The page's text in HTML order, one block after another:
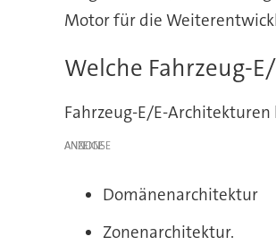
Motor für die
Welche Fahrzeug-
Fahrzeug-E/E-
ANZEIGE
Domänenarchitektur
Zonenarchitektur.